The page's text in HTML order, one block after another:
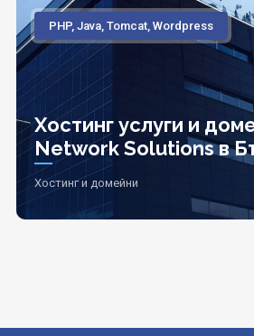
PHP, Java, Tomcat, Wordpress
Хостинг услуги и
Network Solutions в
Хостинг и домейни